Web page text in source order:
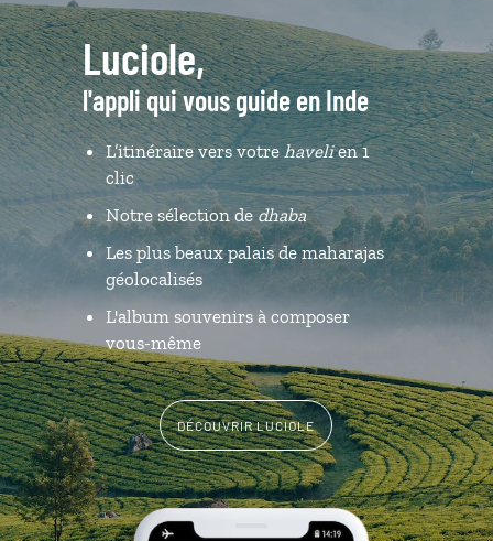
Luciole,
l'appli qui vous guide en Inde
L’itinéraire vers votre havelien 1
clic
Notre sélection de dhaba
Les plus beaux palais de maharajas
géolocalisés
L'album souvenirs à composer
vous-même
DÉCOUVRIR LUCIOLE